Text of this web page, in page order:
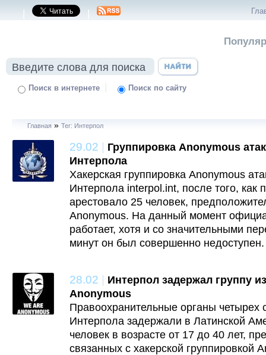
| |
Поиск в интернете | Поиск по сайту
Главная » Тег: Интерпол
29.02 | Группировка Anonymous
Интерпола
Хакерская группировка Anonymous
Интерпола interpol.int, после того, как
арестовало 25 человек,
Anonymous. На данный момент
работает, хотя и со значительными
минут он был совершенно недоступен.
28.02 | Интерпол задержал группу
Anonymous
Правоохранительные органы четырех
Интерпола задержали в Латинской
человек в возрасте от 17 до 40 лет,
связанных с хакерской группировкой